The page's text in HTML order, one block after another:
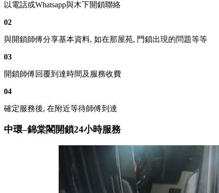
以電話或Whatsapp與木下開鎖聯絡
02
與開鎖師傅分享基本資料, 如在那屋苑, 門鎖出現的問題等等
03
開鎖師傅回覆到達時間及服務收費
04
確定服務後, 在附近等待師傅到達
中環–錦棠閣開鎖24小時服務